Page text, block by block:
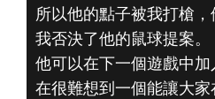
所以他的點子被我打槍
我否決了他的鼠球提案
他可以在下一個遊戲中
在很難想到一個能讓大